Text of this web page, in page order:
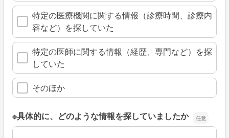
特定の医療機関に関する情報（診療時間、診療内
容など）を探していた
特定の医師に関する情報（経歴、専門など）を探
していた
そのほか
※具体的に、どのような情報を探していましたか
※具体的に、どのような情報を探していましたか